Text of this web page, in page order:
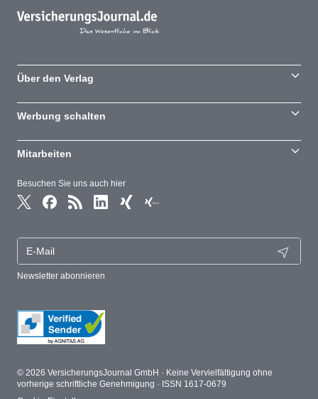
Besuchen Sie uns auch hier
Newsletter abonnieren
Über den Verlag
Werbung schalten
Mitarbeiten
© 2026 VersicherungsJournal GmbH · Keine Vervielfältigung ohne
vorherige schriftliche Genehmigung · ISSN 1617-0679